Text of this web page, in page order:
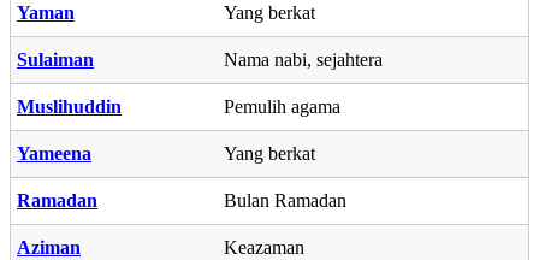
Yaman Yang berkat
Sulaiman Nama nabi, sejahtera
Muslihuddin Pemulih agama
Yameena Yang berkat
Ramadan Bulan Ramadan
Aziman Keazaman